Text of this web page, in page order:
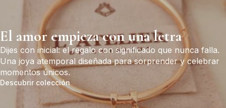
El amor empieza con una letra
Dijes con inicial: el regalo con significado que nunca falla.
Una joya atemporal diseñada para sorprender y celebrar
momentos únicos.
Descubrir colección